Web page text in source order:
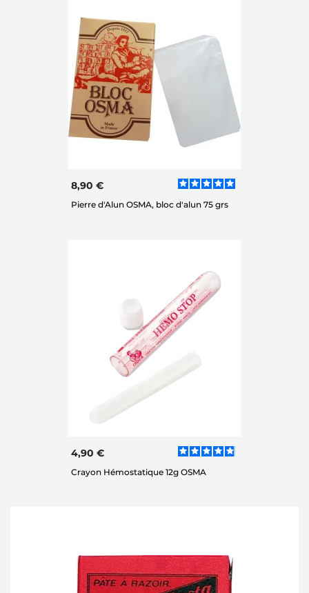
8,90 €
Pierre d'Alun OSMA, bloc d'alun 75 grs
4,90 €
Crayon Hémostatique 12g OSMA